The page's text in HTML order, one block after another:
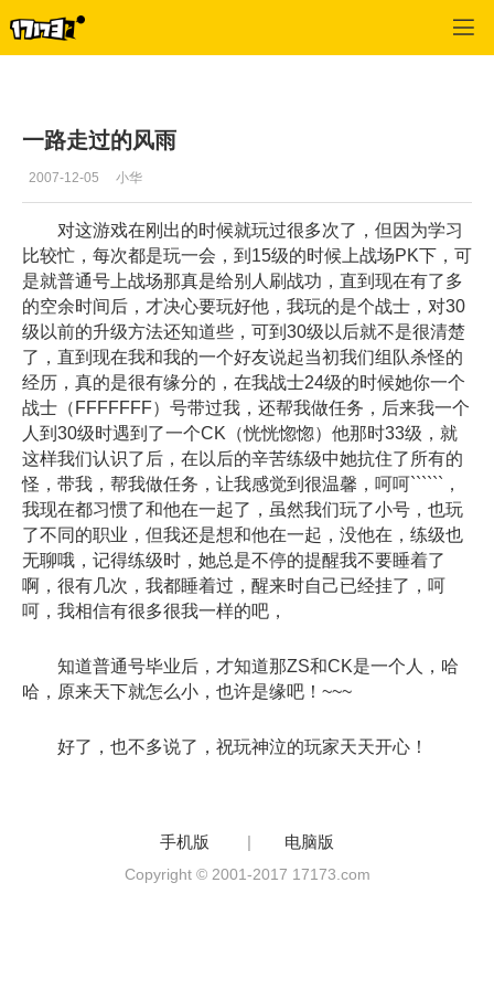
一路走过的风雨
2007-12-05 小华
对这游戏在刚出的时候就玩过很多次了，但因为学习
比较忙，每次都是玩一会，到15级的时候上战场PK下，可
是就普通号上战场那真是给别人刷战功，直到现在有了多
的空余时间后，才决心要玩好他，我玩的是个战士，对30
级以前的升级方法还知道些，可到30级以后就不是很清楚
了，直到现在我和我的一个好友说起当初我们组队杀怪的
经历，真的是很有缘分的，在我战士24级的时候她你一个
战士（FFFFFFF）号带过我，还帮我做任务，后来我一个
人到30级时遇到了一个CK（恍恍惚惚）他那时33级，就
这样我们认识了后，在以后的辛苦练级中她抗住了所有的
怪，带我，帮我做任务，让我感觉到很温馨，呵呵``````，
我现在都习惯了和他在一起了，虽然我们玩了小号，也玩
了不同的职业，但我还是想和他在一起，没他在，练级也
无聊哦，记得练级时，她总是不停的提醒我不要睡着了
啊，很有几次，我都睡着过，醒来时自己已经挂了，呵
呵，我相信有很多很我一样的吧，
知道普通号毕业后，才知道那ZS和CK是一个人，哈
哈，原来天下就怎么小，也许是缘吧！~~~
好了，也不多说了，祝玩神泣的玩家天天开心！
手机版 | 电脑版
Copyright © 2001-2017 17173.com